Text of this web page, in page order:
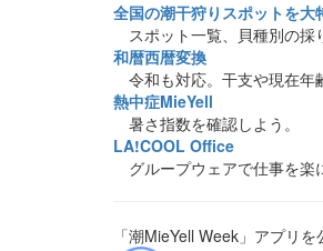
全国の潮干狩りスポットを大
スポット一覧、貝種別の採
和暦西暦変換
令和も対応。干支や現在年
熱中症MieYell
暑さ指数を確認しよう。
LA!COOL Office
グループウェアで仕事を楽
「潮MieYell Week」アプリ